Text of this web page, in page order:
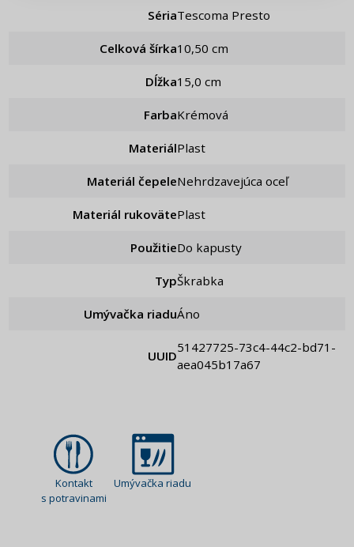
Séria Tescoma Presto
Celková šírka 10,50 cm
Dĺžka 15,0 cm
Farba Krémová
Materiál Plast
Materiál čepele Nehrdzavejúca oceľ
Materiál rukoväte Plast
Použitie Do kapusty
Typ Škrabka
Umývačka riadu Áno
UUID
51427725-73c4-44c2-bd71-
aea045b17a67
Kontakt
s potravinami
Umývačka riadu